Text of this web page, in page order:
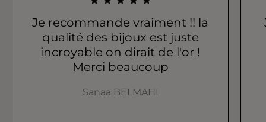
Je recommande vraiment !! la
qualité des bijoux est juste
incroyable on dirait de l'or !
Merci beaucoup
Sanaa BELMAHI